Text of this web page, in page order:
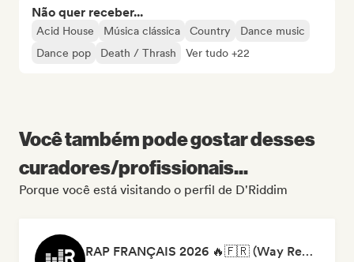
Não quer receber...
Acid House Música clássica Country
Dance music
Dance pop
Death / Thrash Ver tudo +22
Você também pode gostar desses
curadores/profissionais...
Porque você está visitando o perfil de D'Riddim
RAP FRANÇAIS 2026 🔥🇫🇷 (Way Records)